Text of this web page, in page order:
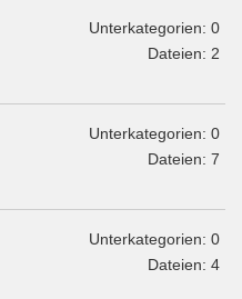
Unterkategorien: 0
Dateien: 2
Unterkategorien: 0
Dateien: 7
Unterkategorien: 0
Dateien: 4